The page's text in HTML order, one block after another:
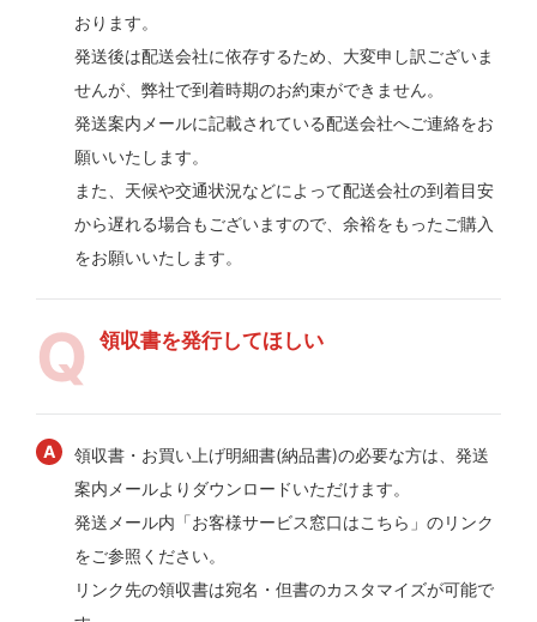
おります。
発送後は配送会社に依存するため、大変申し訳ございま
せんが、弊社で到着時期のお約束ができません。
発送案内メールに記載されている配送会社へご連絡をお
願いいたします。
また、天候や交通状況などによって配送会社の到着目安
から遅れる場合もございますので、余裕をもったご購入
をお願いいたします。
領収書を発行してほしい
領収書・お買い上げ明細書(納品書)の必要な方は、発送
案内メールよりダウンロードいただけます。
発送メール内「お客様サービス窓口はこちら」のリンク
をご参照ください。
リンク先の領収書は宛名・但書のカスタマイズが可能で